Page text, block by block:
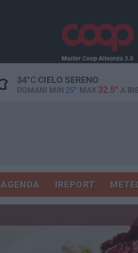
34°CCIELO SERENO
DOMANI MIN 25° MAX 32.5° A
AGENDA IREPORT